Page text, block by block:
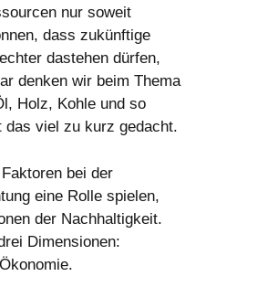
nur soweit
dass zukünftige
dastehen dürfen,
denken wir beim Thema
Holz, Kohle und so
das viel zu kurz gedacht.
bei der
eine Rolle spielen,
der Nachhaltigkeit.
Dimensionen: